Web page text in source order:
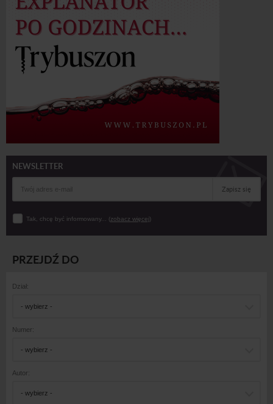
NEWSLETTER
Zapisz się
Tak, chcę być informowany... (zobacz więcej)
PRZEJDŹ DO
Dział:
- wybierz -
Numer:
- wybierz -
Autor:
- wybierz -